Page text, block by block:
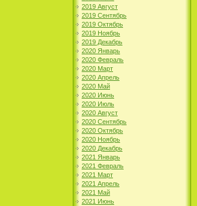
2019 Август
2019 Сентябрь
2019 Октябрь
2019 Ноябрь
2019 Декабрь
2020 Январь
2020 Февраль
2020 Март
2020 Апрель
2020 Май
2020 Июнь
2020 Июль
2020 Август
2020 Сентябрь
2020 Октябрь
2020 Ноябрь
2020 Декабрь
2021 Январь
2021 Февраль
2021 Март
2021 Апрель
2021 Май
2021 Июнь